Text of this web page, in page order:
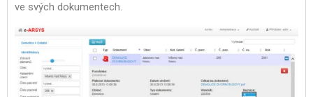
ve svých dokumentech.